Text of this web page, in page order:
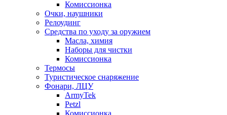
Комиссионка
Очки, наушники
Релоудинг
Средства по уходу за оружием
Масла, химия
Наборы для чистки
Комиссионка
Термосы
Туристическое снаряжение
Фонари, ЛЦУ
ArmyTek
Petzl
Комиссионка